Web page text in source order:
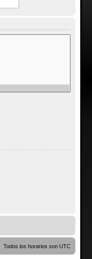
Todos los horarios sonUTC